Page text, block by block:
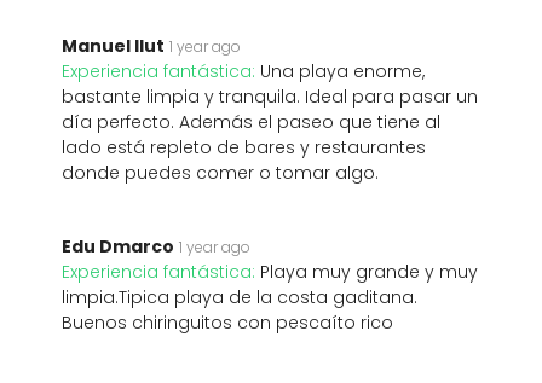
Manuel Ilut 1 year ago
Experiencia fantástica: Una playa enorme,
bastante limpia y tranquila. Ideal para pasar un
día perfecto. Además el paseo que tiene al
lado está repleto de bares y restaurantes
donde puedes comer o tomar algo.
Edu Dmarco 1 year ago
Experiencia fantástica: Playa muy grande y muy
limpia.Tipica playa de la costa gaditana.
Buenos chiringuitos con pescaíto rico